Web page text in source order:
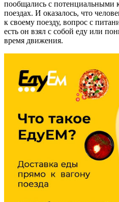
пообщались с потенциальными
поездах. И оказалось, что
к своему поезду, вопрос с
есть он взял с собой еду или
время движения.